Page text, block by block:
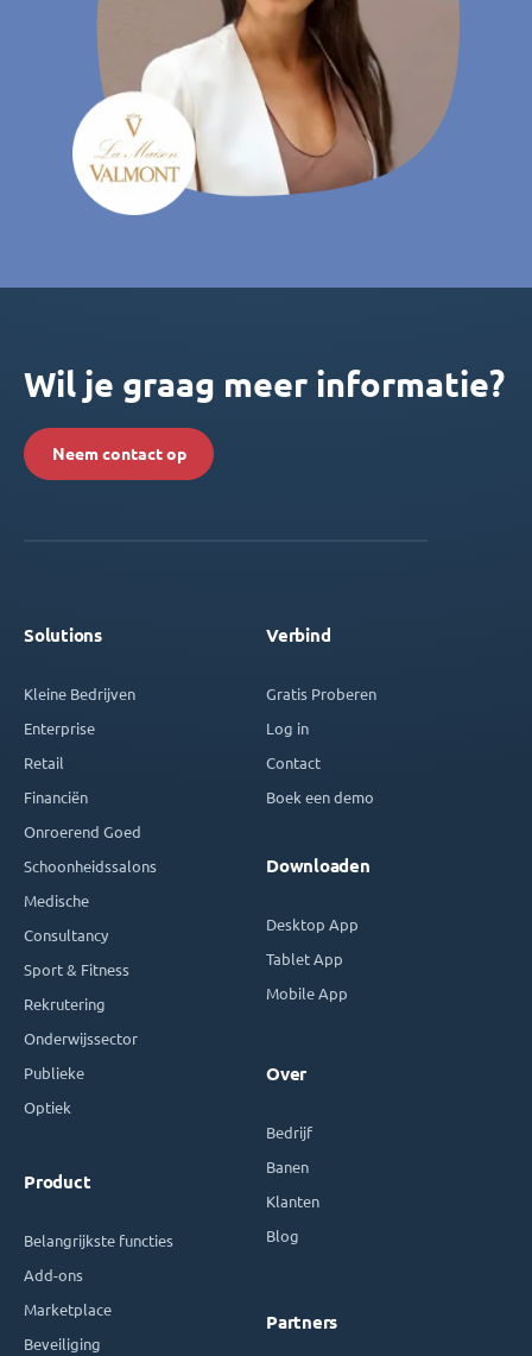
Wil je graag meer informatie?
Neem contact op
Solutions
Kleine Bedrijven
Enterprise
Retail
Financiën
Onroerend Goed
Schoonheidssalons
Medische
Consultancy
Sport & Fitness
Rekrutering
Onderwijssector
Publieke
Optiek
Product
Belangrijkste functies
Add-ons
Marketplace
Beveiliging
Verbind
Gratis Proberen
Log in
Contact
Boek een demo
Downloaden
Desktop App
Tablet App
Mobile App
Over
Bedrijf
Banen
Klanten
Blog
Partners